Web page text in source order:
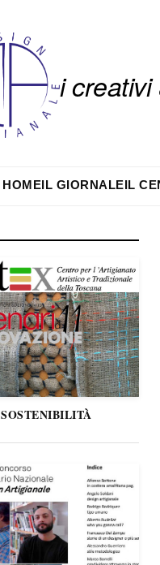
i
HOMEIL GIORNALEIL
SOSTENIBILITÀ